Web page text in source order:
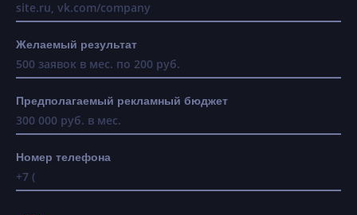
Желаемый результат
Предполагаемый рекламный бюджет
Номер телефона